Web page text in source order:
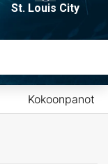
St. Louis City
Kokoonpanot